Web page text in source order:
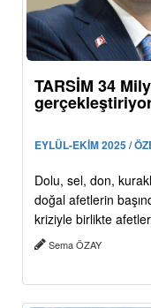
TARSİM 34
EYLÜL-EKİM 2025 /
Dolu, sel, don,
doğal afetlerin
kriziyle birlikte
Sema ÖZAY